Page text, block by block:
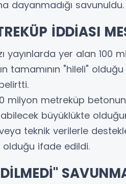
dayanmadığı savunuldu.
İDDİASI
yayınlarda yer alan 100
tamamının "hileli"
milyon metreküp
büyüklükte
teknik verilerle
olduğu ifade edildi.